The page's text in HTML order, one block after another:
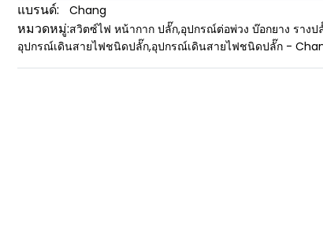
แบรนด์:
Chang
หมวดหมู่:สวิตซ์ไฟ หน้ากาก ปลั๊ก,อุปกรณ์ต่อพ่วง บ๊อกยาง รางป
อุปกรณ์เดินสายไฟชนิดปลั๊ก,อุปกรณ์เดินสายไฟชนิดปลั๊ก -